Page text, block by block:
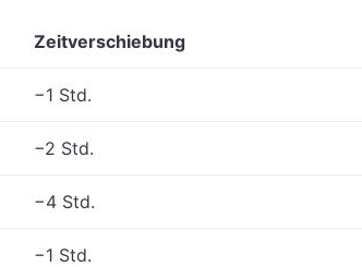
Zeitverschiebung
−1 Std.
−2 Std.
−4 Std.
−1 Std.